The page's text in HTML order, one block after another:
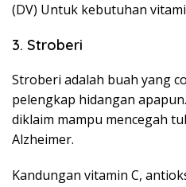
(DV) Untuk kebutuhan
3. Stroberi
Stroberi adalah buah yang
pelengkap hidangan
diklaim mampu mencegah
Alzheimer.
Kandungan vitamin C,